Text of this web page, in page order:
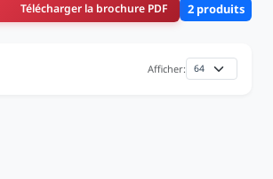
Télécharger la brochure PDF 2 produits
Afficher: